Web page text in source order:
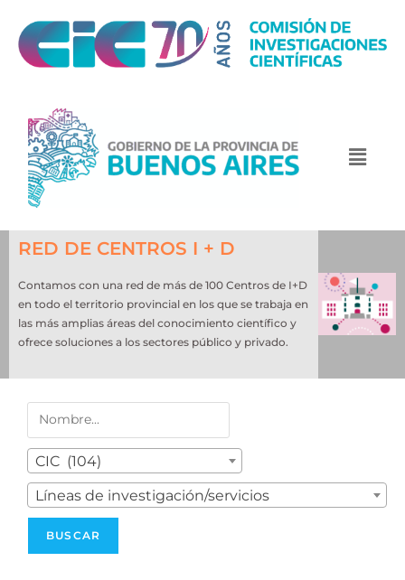
RED DE CENTROS I + D
Contamos con una red de más de 100 Centros de I+D
en todo el territorio provincial en los que se trabaja en
las más amplias áreas del conocimiento científico y
ofrece soluciones a los sectores público y privado.
CIC (104)
Líneas de investigación/servicios